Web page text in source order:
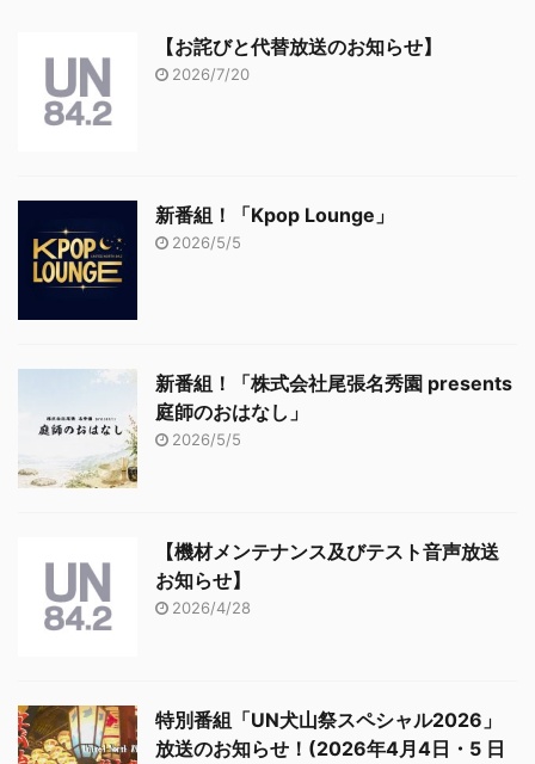
【お詫びと代替放送のお知らせ】
2026/7/20
新番組！「Kpop Lounge」
2026/5/5
新番組！「株式会社尾張名秀園 presents
庭師のおはなし」
2026/5/5
【機材メンテナンス及びテスト音声放送
お知らせ】
2026/4/28
特別番組「UN犬山祭スペシャル2026」
放送のお知らせ！(2026年4月4日・5 日